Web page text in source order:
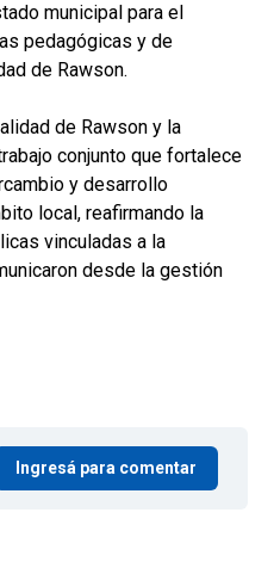
municipal para el
pedagógicas y de
de Rawson.
de Rawson y la
conjunto que fortalece
y desarrollo
local, reafirmando la
vinculadas a la
desde la gestión
Ingresá para comentar